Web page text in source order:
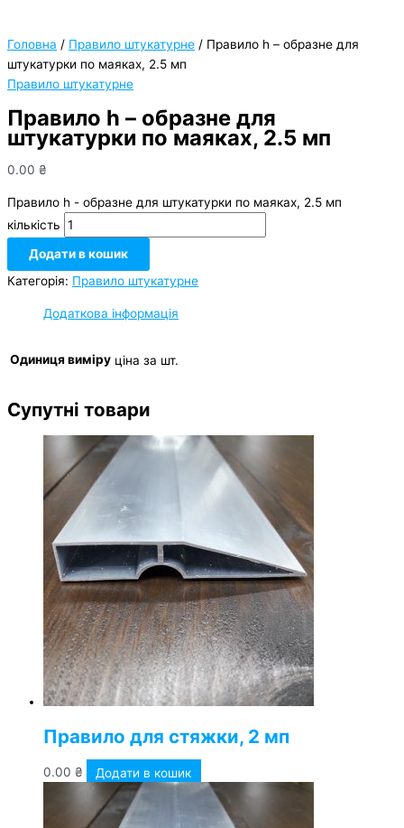
Головна / Правило штукатурне / Правило h – образне для
штукатурки по маяках, 2.5 мп
Правило штукатурне
Правило h – образне для
штукатурки по маяках, 2.5 мп
0.00 ₴
Правило h - образне для штукатурки по маяках, 2.5 мп
кількість
Додати в кошик
Категорія: Правило штукатурне
Додаткова інформація
Одиниця виміру ціна за шт.
Супутні товари
Правило для стяжки, 2 мп
0.00 ₴ Додати в кошик